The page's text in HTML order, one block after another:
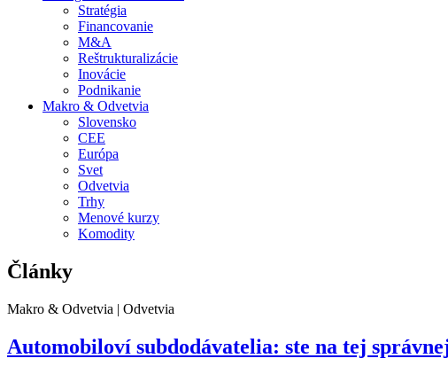
Stratégia
Financovanie
M&A
Reštrukturalizácie
Inovácie
Podnikanie
Makro & Odvetvia
Slovensko
CEE
Európa
Svet
Odvetvia
Trhy
Menové kurzy
Komodity
Články
Makro & Odvetvia | Odvetvia
Automobiloví subdodávatelia: ste na tej